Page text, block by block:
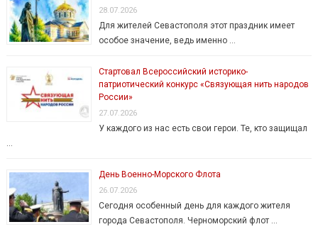
28.07.2026
Для жителей Севастополя этот праздник имеет
особое значение, ведь именно …
Стартовал Всероссийский историко-
патриотический конкурс «Связующая нить народов
России»
27.07.2026
У каждого из нас есть свои герои. Те, кто защищал
…
День Военно-Морского Флота
26.07.2026
Сегодня особенный день для каждого жителя
города Севастополя. Черноморский флот …